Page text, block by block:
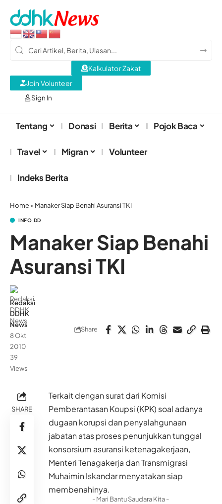
Sign In
Kalkulator Zakat
Join Volunteer
Tentang Donasi Berita Pojok Baca
Travel Migran Volunteer
Indeks Berita
Home»Manaker Siap Benahi Asuransi TKI
INFO DD
Manaker Siap Benahi
Asuransi TKI
Redaksi
DDHK
News
8 Okt
2010
39
Views
Share
SHARE
Terkait dengan surat dari Komisi
Pemberantasan Koupsi (KPK) soal adanya
dugaan korupsi dan penyalahgunaan
jabatan atas proses penunjukkan tunggal
konsorsium asuransi ketenagakerjaan,
Menteri Tenagakerja dan Transmigrasi
Muhaimin Iskandar menyatakan siap
membenahinya.
- Mari Bantu Saudara Kita -